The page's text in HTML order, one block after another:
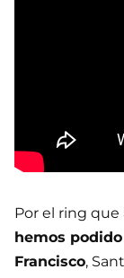
Por el ring
hemos
Francisco,